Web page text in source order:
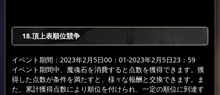
18.頂上表順位競争
イベント期間：2023年2月5日00：01-2023年2月5日23：59
イベント期間中、魔魂石を消費すると点数を獲得できます。獲
得した点数が条件を満たすと、様々な報酬と交換できます。ま
た、累計獲得点数により順位を付けられ、一定の順位に到達す